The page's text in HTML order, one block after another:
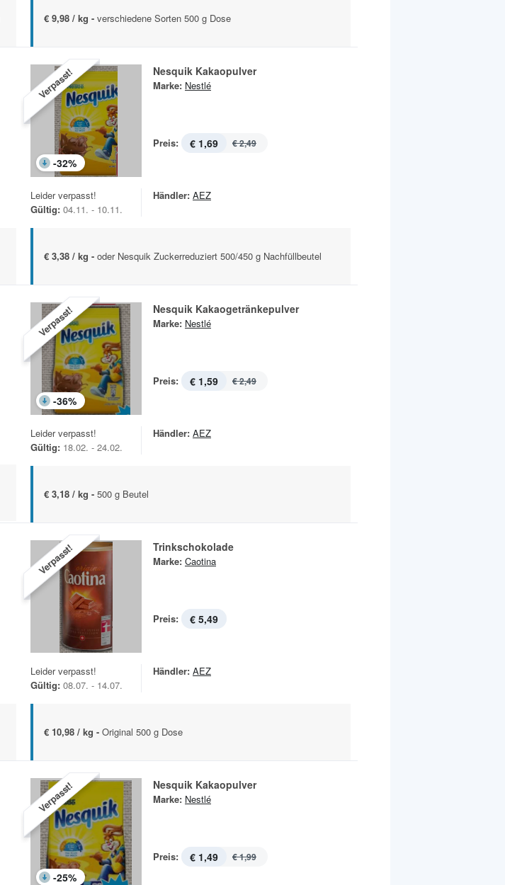
€ 9,98 / kg - verschiedene Sorten 500 g Dose
Verpasst!
-32%
Nesquik Kakaopulver
Marke: Nestlé
Preis: € 1,69 € 2,49
Leider verpasst!
Gültig: 04.11. - 10.11.
Händler: AEZ
€ 3,38 / kg - oder Nesquik Zuckerreduziert 500/450 g Nachfüllbeutel
Verpasst!
-36%
Nesquik Kakaogetränkepulver
Marke: Nestlé
Preis: € 1,59 € 2,49
Leider verpasst!
Gültig: 18.02. - 24.02.
Händler: AEZ
€ 3,18 / kg - 500 g Beutel
Verpasst! Trinkschokolade
Marke: Caotina
Preis: € 5,49
Leider verpasst!
Gültig: 08.07. - 14.07.
Händler: AEZ
€ 10,98 / kg - Original 500 g Dose
Verpasst!
-25%
Nesquik Kakaopulver
Marke: Nestlé
Preis: € 1,49 € 1,99